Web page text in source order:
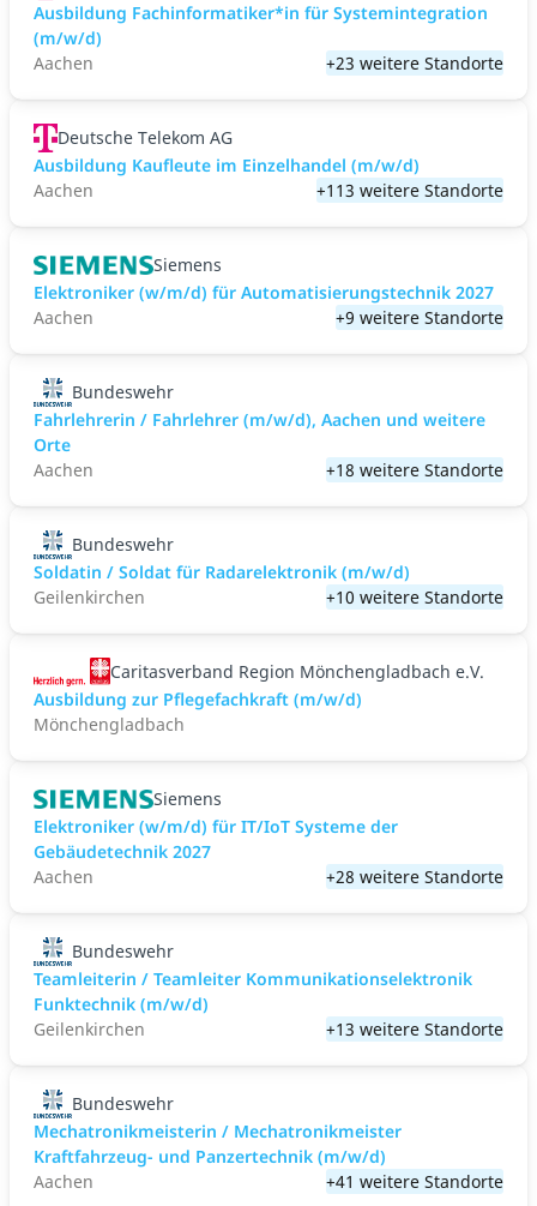
Ausbildung Fachinformatiker*in für Systemintegration
(m/w/d)
Aachen
+23 weitere Standorte
Deutsche Telekom AG
Ausbildung Kaufleute im Einzelhandel (m/w/d)
Aachen
+113 weitere Standorte
Siemens
Elektroniker (w/m/d) für Automatisierungstechnik 2027
Aachen
+9 weitere Standorte
Bundeswehr
Fahrlehrerin / Fahrlehrer (m/w/d), Aachen und weitere
Orte
Aachen
+18 weitere Standorte
Bundeswehr
Soldatin / Soldat für Radarelektronik (m/w/d)
Geilenkirchen
+10 weitere Standorte
Caritasverband Region Mönchengladbach e.V.
Ausbildung zur Pflegefachkraft (m/w/d)
Mönchengladbach
Siemens
Elektroniker (w/m/d) für IT/IoT Systeme der
Gebäudetechnik 2027
Aachen
+28 weitere Standorte
Bundeswehr
Teamleiterin / Teamleiter Kommunikationselektronik
Funktechnik (m/w/d)
Geilenkirchen
+13 weitere Standorte
Bundeswehr
Mechatronikmeisterin / Mechatronikmeister
Kraftfahrzeug- und Panzertechnik (m/w/d)
Aachen
+41 weitere Standorte